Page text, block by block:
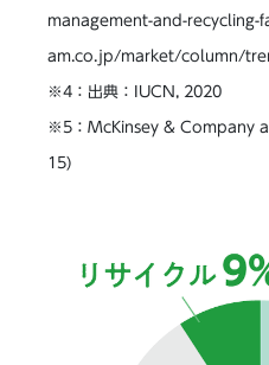
management-and-
am.co.jp/market/column/
※4：出典：IUCN, 2020
※5：McKinsey & Company
15)